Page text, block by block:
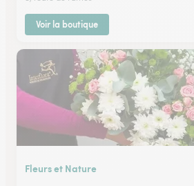
Voir la boutique
Fleurs et Nature